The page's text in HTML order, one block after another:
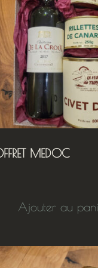
MEDOC
Ajouter au